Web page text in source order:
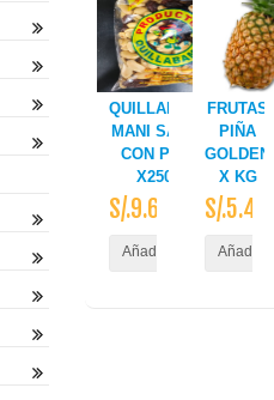
QUILLABAMBA
MANI SALADO
CON PASAS
X250GR
S/.9.60
Añadir al Carrito
FRUTAS
PIÑA
GOLDEN
X KG
S/.5.40
Añadir